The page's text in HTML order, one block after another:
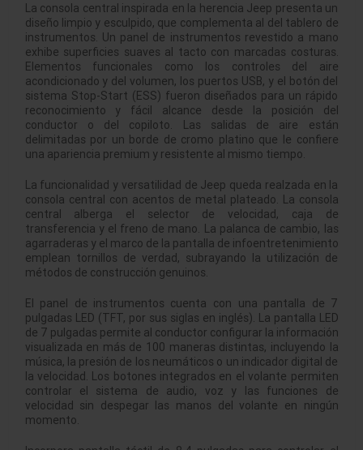
La consola central inspirada en la herencia Jeep presenta un
diseño limpio y esculpido, que complementa al del tablero de
instrumentos. Un panel de instrumentos revestido a mano
exhibe superficies suaves al tacto con marcadas costuras.
Elementos funcionales como los controles del aire
acondicionado y del volumen, los puertos USB, y el botón del
sistema Stop-Start (ESS) fueron diseñados para un rápido
reconocimiento y fácil alcance desde la posición del
conductor o del copiloto. Las salidas de aire están
delimitadas por un borde de cromo platino que le confiere
una apariencia premium y resistente al mismo tiempo.
La funcionalidad y versatilidad de Jeep queda realzada en la
consola central con acentos de metal plateado. La consola
central alberga el selector de velocidad, caja de
transferencia y el freno de mano. La palanca de cambio, las
agarraderas y el marco de la pantalla de infoentretenimiento
emplean tornillos de verdad, subrayando la utilización de
métodos de construcción genuinos.
El panel de instrumentos cuenta con una pantalla de 7
pulgadas LED (TFT, por sus siglas en inglés). La pantalla LED
de 7 pulgadas permite al conductor configurar la información
visualizada en más de 100 maneras distintas, incluyendo la
música, la presión de los neumáticos o un indicador digital de
la velocidad. Los botones integrados en el volante permiten
controlar el sistema de audio, voz y las funciones de
velocidad sin despegar las manos del volante en ningún
momento.